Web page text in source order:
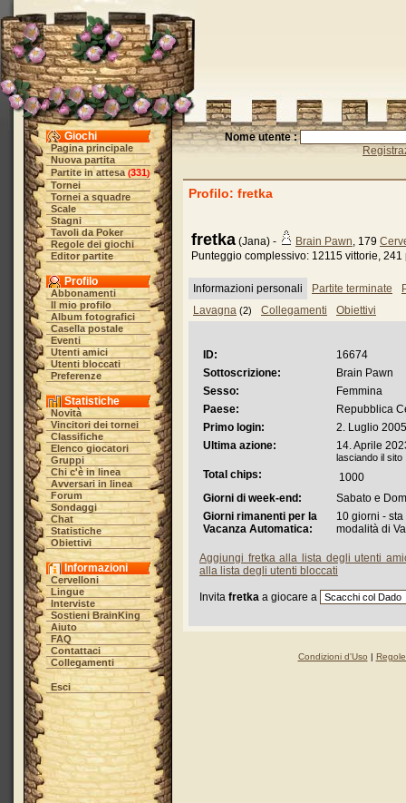
Giochi
Pagina principale
Nuova partita
Partite in attesa (331)
Tornei
Tornei a squadre
Scale
Stagni
Tavoli da Poker
Regole dei giochi
Editor partite
Profilo
Abbonamenti
Il mio profilo
Album fotografici
Casella postale
Eventi
Utenti amici
Utenti bloccati
Preferenze
Statistiche
Novità
Vincitori dei tornei
Classifiche
Elenco giocatori
Gruppi
Chi c'è in linea
Avversari in linea
Forum
Sondaggi
Chat
Statistiche
Obiettivi
Informazioni
Cervelloni
Lingue
Interviste
Sostieni BrainKing
Aiuto
FAQ
Contattaci
Collegamenti
Esci
Nome utente :
Profilo: fretka
fretka (Jana) - Brain Pawn, 179
Punteggio complessivo: 12115 vittorie,
Informazioni personali Partite terminate
Lavagna (2) Collegamenti Obiettivi
ID:
16674
Sottoscrizione:
Brain Pawn
Sesso:
Femmina
Paese:
Repubblica
Primo login:
2. Luglio
Ultima azione:
14. Aprile
lasciando il sito
Total chips:
1000
Giorni di week-end:
Sabato e
Giorni rimanenti per la
Vacanza Automatica:
10 giorni -
modalità di
Aggiungi fretka alla lista degli utenti
alla lista degli utenti bloccati
Invita fretka a giocare a
Condizioni d'Uso |